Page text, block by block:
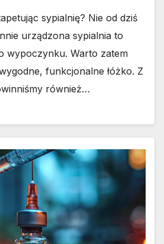
sypialnię? Nie od dziś
urządzona sypialnia to
wypoczynku. Warto zatem
funkcjonalne łóżko. Z
również…